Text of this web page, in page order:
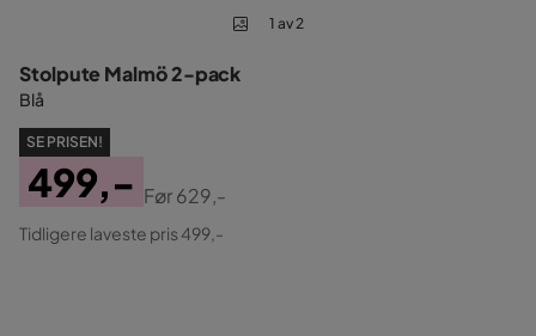
1 av 2
Stolpute Malmö 2-pack
Blå
SE PRISEN!
Pris
499,-
Original
Før629,-
Tidligere laveste pris 499,-